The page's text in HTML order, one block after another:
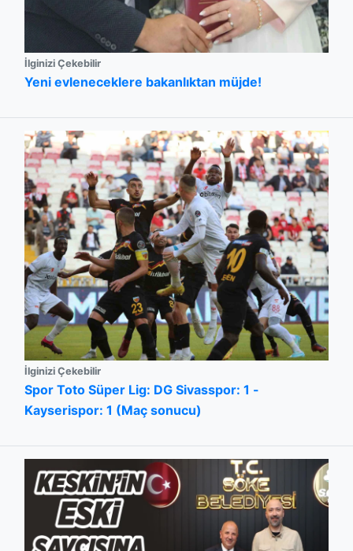
İlginizi Çekebilir
Yeni evleneceklere bakanlıktan müjde!
İlginizi Çekebilir
Spor Toto Süper Lig: DG Sivasspor: 1 -
Kayserispor: 1 (Maç sonucu)